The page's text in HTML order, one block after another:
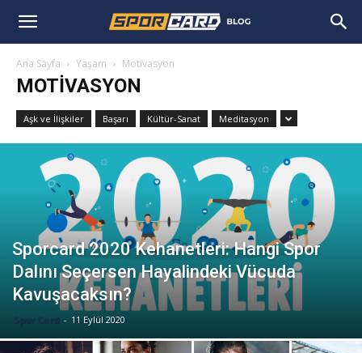
Ana Sayfa Yaşam Motivasyon
MOTIVASYON
Aşk ve İlişkiler Başarı Kültür-Sanat Meditasyon
Sporcard 2020 Kehanetleri: Hangi Spor
Dalını Seçersen Hayalindeki Vücuda
Kavuşacaksın?
Spor Card - 11 Eylül 2020